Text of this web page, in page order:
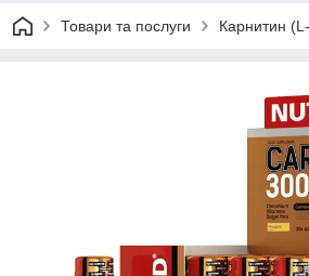
Товари та послуги Карнитин